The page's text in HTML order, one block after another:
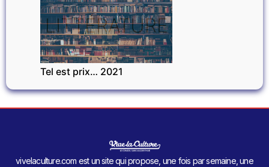
LITTÉRATURE
Tel est prix… 2021
vivelaculture.com est un site qui propose, une fois par semaine, une